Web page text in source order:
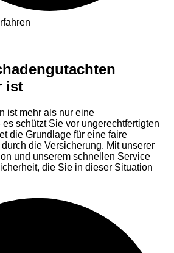
ist
ist mehr als nur eine
schützt Sie vor ungerechtfertigten
die Grundlage für eine faire
die Versicherung. Mit unserer
und unserem schnellen Service
die Sie in dieser Situation